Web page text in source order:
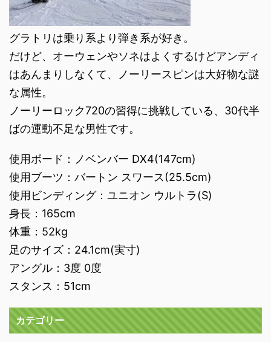
グラトリは乗り系より弾き系が好き。
だけど、オーウェンやソネはよくするけどアンディ
はあんまりしなくて、ノーリースピンは大好物な謎
な属性。
ノーリーロック720の習得に挑戦している、30代半
ばの運動不足な男性です。
使用ボード：ノベンバー DX4(147cm)
使用ブーツ：バートン スワース(25.5cm)
使用ビンディング：ユニオン ウルトラ(S)
身長：165cm
体重：52kg
足のサイズ：24.1cm(実寸)
アングル：3度 0度
スタンス：51cm
カテゴリー